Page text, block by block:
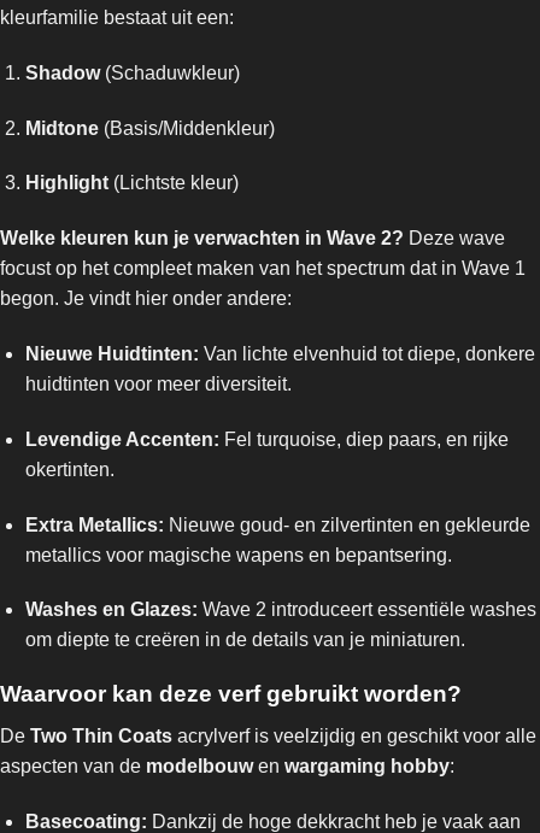
kleurfamilie bestaat uit een:
Shadow(Schaduwkleur)
Midtone(Basis/Middenkleur)
Highlight(Lichtste kleur)
Welke kleuren kun je verwachten in Wave 2? Deze wave
focust op het compleet maken van het spectrum dat in Wave 1
begon. Je vindt hier onder andere:
Nieuwe Huidtinten: Van lichte elvenhuid tot diepe, donkere
huidtinten voor meer diversiteit.
Levendige Accenten: Fel turquoise, diep paars, en rijke
okertinten.
Extra Metallics: Nieuwe goud- en zilvertinten en gekleurde
metallics voor magische wapens en bepantsering.
Washes en Glazes: Wave 2 introduceert essentiële washes
om diepte te creëren in de details van je miniaturen.
Waarvoor kan deze verf gebruikt worden?
De Two Thin Coats acrylverf is veelzijdig en geschikt voor alle
aspecten van de modelbouwen wargaming hobby:
Basecoating: Dankzij de hoge dekkracht heb je vaak aan